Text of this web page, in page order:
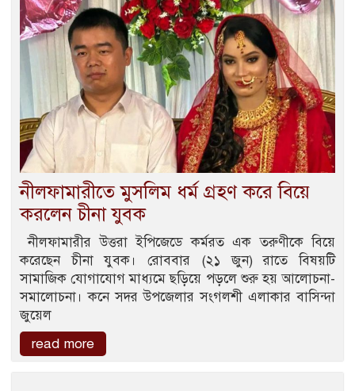
নীলফামারীতে মুসলিম ধর্ম গ্রহণ করে বিয়ে
করলেন চীনা যুবক
নীলফামারীর উত্তরা ইপিজেডে কর্মরত এক তরুণীকে বিয়ে
করেছেন চীনা যুবক। রোববার (২১ জুন) রাতে বিষয়টি
সামাজিক যোগাযোগ মাধ্যমে ছড়িয়ে পড়লে শুরু হয় আলোচনা-
সমালোচনা। কনে সদর উপজেলার সংগলশী এলাকার বাসিন্দা
জুয়েল
read more